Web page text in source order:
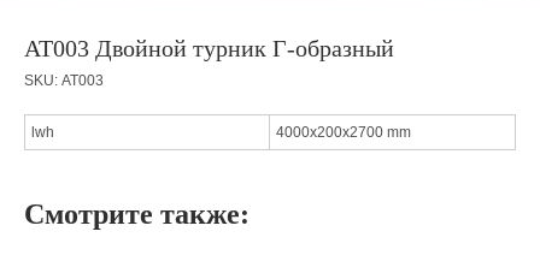
АТ003 Двойной турник Г-образный
SKU: АТ003
lwh 4000x200x2700 mm
Смотрите также: